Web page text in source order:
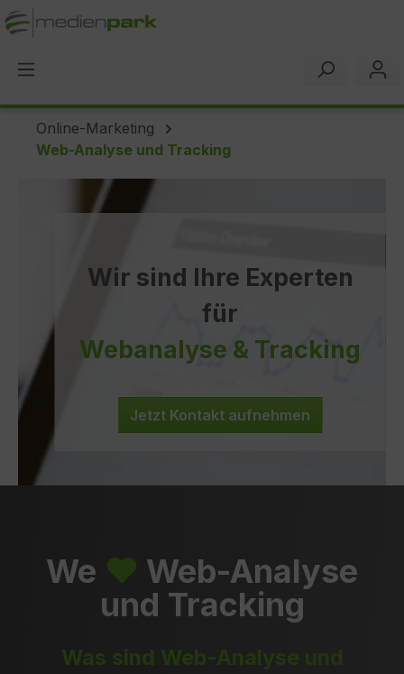
springen
Online-Marketing
Web-Analyse und Tracking
Wir sind Ihre Experten
für
Webanalyse & Tracking
Jetzt Kontakt aufnehmen
We ❤︎ Web-Analyse
und Tracking
Was sind Web-Analyse und